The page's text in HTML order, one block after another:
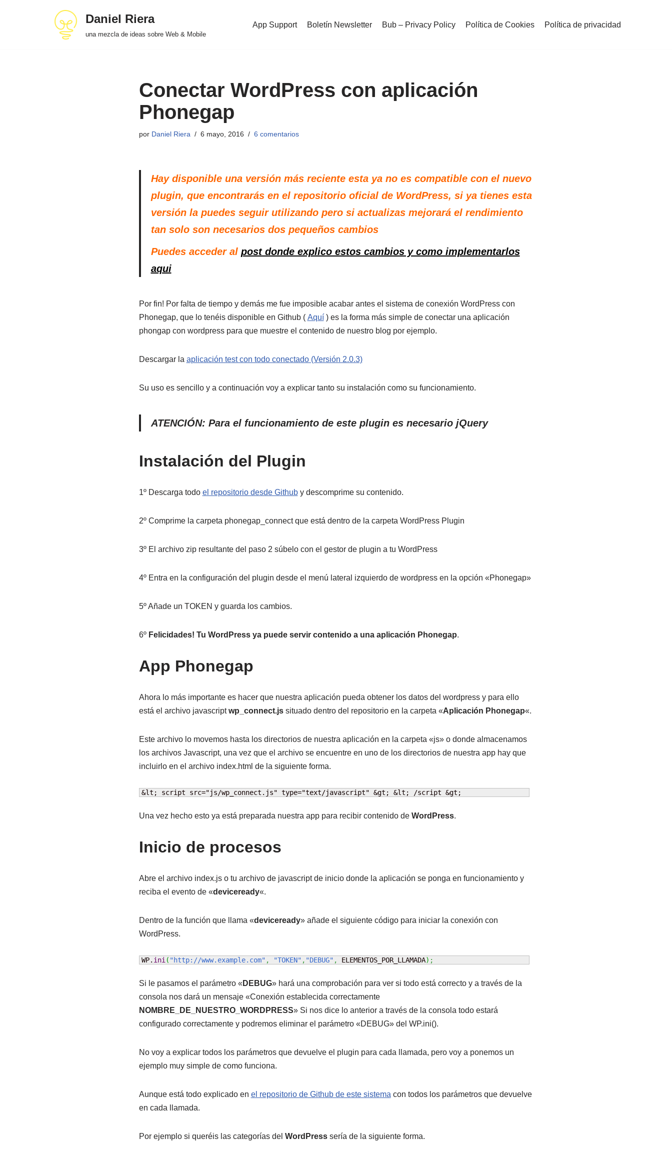
Daniel Riera
una mezcla de ideas sobre Web & Mobile
App Support Boletín Newsletter Bub – Privacy Policy Política de Cookies Política de privacidad
Conectar WordPress con aplicación
Phonegap
por Daniel Riera 6 mayo, 2016 6 comentarios
Hay disponible una versión más reciente esta ya no es compatible con el nuevo
plugin, que encontrarás en el repositorio oficial de WordPress, si ya tienes esta
versión la puedes seguir utilizando pero si actualizas mejorará el rendimiento
tan solo son necesarios dos pequeños cambios
Puedes acceder al post donde explico estos cambios y como implementarlos
aqui
Por fin! Por falta de tiempo y demás me fue imposible acabar antes el sistema de conexión WordPress con
Phonegap, que lo tenéis disponible en Github ( Aquí) es la forma más simple de conectar una aplicación
phongap con wordpress para que muestre el contenido de nuestro blog por ejemplo.
Descargar la aplicación test con todo conectado (Versión 2.0.3)
Su uso es sencillo y a continuación voy a explicar tanto su instalación como su funcionamiento.
ATENCIÓN: Para el funcionamiento de este plugin es necesario jQuery
Instalación del Plugin
1º Descarga todo el repositorio desde Githuby descomprime su contenido.
2º Comprime la carpeta phonegap_connect que está dentro de la carpeta WordPress Plugin
3º El archivo zip resultante del paso 2 súbelo con el gestor de plugin a tu WordPress
4º Entra en la configuración del plugin desde el menú lateral izquierdo de wordpress en la opción «Phonegap»
5º Añade un TOKEN y guarda los cambios.
6º Felicidades! Tu WordPress ya puede servir contenido a una aplicación Phonegap.
App Phonegap
Ahora lo más importante es hacer que nuestra aplicación pueda obtener los datos del wordpress y para ello
está el archivo javascriptwp_connect.js situado dentro del repositorio en la carpeta «Aplicación Phonegap«.
Este archivo lo movemos hasta los directorios de nuestra aplicación en la carpeta «js» o donde almacenamos
los archivos Javascript, una vez que el archivo se encuentre en uno de los directorios de nuestra app hay que
incluirlo en el archivo index.html de la siguiente forma.
&lt; script src="js/wp_connect.js" type="text/javascript" &gt; &lt; /script &gt;
Una vez hecho esto ya está preparada nuestra app para recibir contenido de WordPress.
Inicio de procesos
Abre el archivo index.js o tu archivo de javascript de inicio donde la aplicación se ponga en funcionamiento y
reciba el evento de «deviceready«.
Dentro de la función que llama «deviceready» añade el siguiente código para iniciar la conexión con
WordPress.
WP. ini ( "http://www.example.com" , "TOKEN" , "DEBUG" , ELEMENTOS_POR_LLAMADA) ;
Si le pasamos el parámetro « DEBUG» hará una comprobación para ver si todo está correcto y a través de la
consola nos dará un mensaje «Conexión establecida correctamente
NOMBRE_DE_NUESTRO_WORDPRESS» Si nos dice lo anterior a través de la consola todo estará
configurado correctamente y podremos eliminar el parámetro «DEBUG» del WP.ini().
No voy a explicar todos los parámetros que devuelve el plugin para cada llamada, pero voy a ponemos un
ejemplo muy simple de como funciona.
Aunque está todo explicado en el repositorio de Github de este sistema con todos los parámetros que devuelve
en cada llamada.
Por ejemplo si queréis las categorías del WordPresssería de la siguiente forma.